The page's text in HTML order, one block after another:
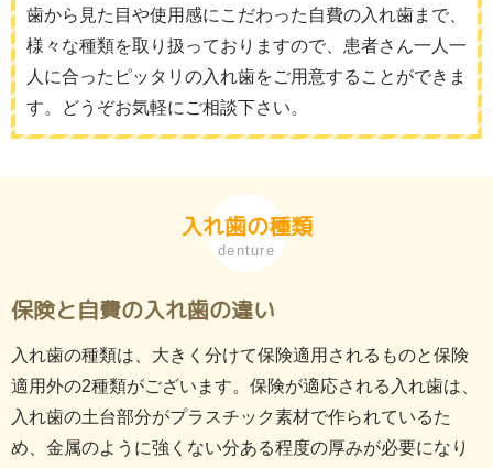
歯から見た目や使用感にこだわった自費の入れ歯まで、
様々な種類を取り扱っておりますので、患者さん一人一
人に合ったピッタリの入れ歯をご用意することができま
す。どうぞお気軽にご相談下さい。
入れ歯の種類
denture
保険と自費の入れ歯の違い
入れ歯の種類は、大きく分けて保険適用されるものと保険
適用外の2種類がございます。保険が適応される入れ歯は、
入れ歯の土台部分がプラスチック素材で作られているた
め、金属のように強くない分ある程度の厚みが必要になり